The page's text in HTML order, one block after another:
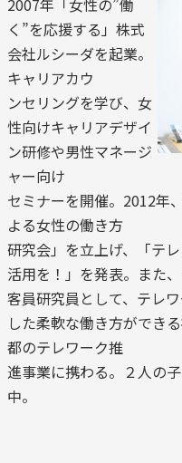
2007年「女性の”働
く”を応援する」株式
会社ルシーダを起業。
キャリアカウ
ンセリングを学び、女
性向けキャリアデザイ
ン研修や男性マネージ
ャー向け
セミナーを開催。2012年
よる女性の働き方
研究会」を立上げ、「テ
活用を！」を発表。また
客員研究員として、テレ
した柔軟な働き方ができ
都のテレワーク推
進事業に携わる。２人の
中。